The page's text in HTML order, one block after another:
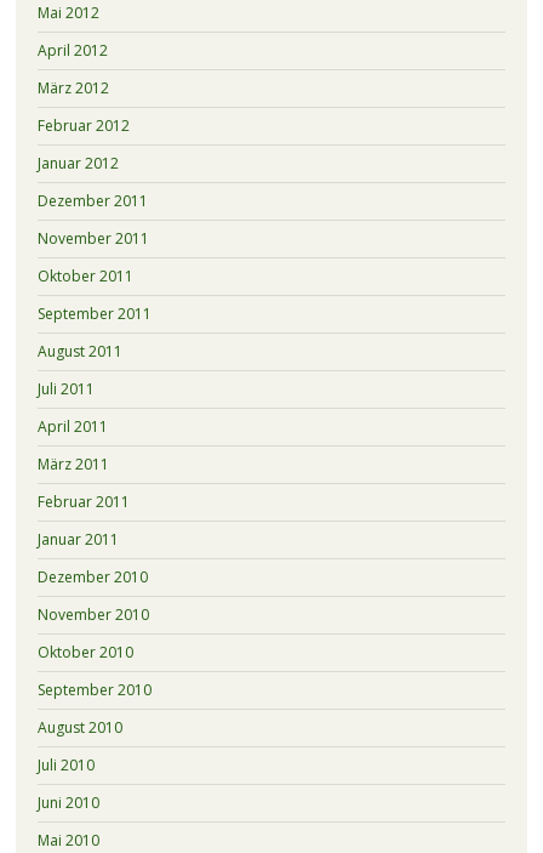
Mai 2012
April 2012
März 2012
Februar 2012
Januar 2012
Dezember 2011
November 2011
Oktober 2011
September 2011
August 2011
Juli 2011
April 2011
März 2011
Februar 2011
Januar 2011
Dezember 2010
November 2010
Oktober 2010
September 2010
August 2010
Juli 2010
Juni 2010
Mai 2010